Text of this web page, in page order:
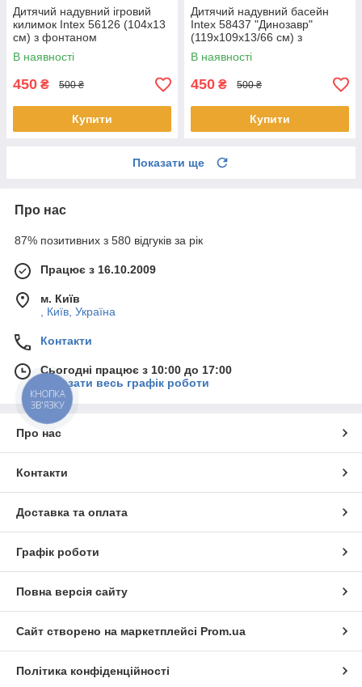
Дитячий надувний ігровий
килимок Intex 56126 (104х13
см) з фонтаном
В наявності
450 ₴ 500 ₴
Купити
Дитячий надувний басейн
Intex 58437 "Динозавр"
(119х109х13/66 см) з
фонтаном
В наявності
450 ₴ 500 ₴
Купити
Показати ще
Про нас
87% позитивних з 580 відгуків за рік
Працює з 16.10.2009
м. Київ
, Київ, Україна
Контакти
Сьогодні працює з 10:00 до 17:00
Показати весь графік роботи
Про нас
Контакти
Доставка та оплата
Графік роботи
Повна версія сайту
Сайт створено на маркетплейсі Prom.ua
Політика конфіденційності
КНОПКА
ЗВ'ЯЗКУ